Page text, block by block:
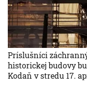
Príslušníci
historickej budovy
Kodaň v stredu 17.